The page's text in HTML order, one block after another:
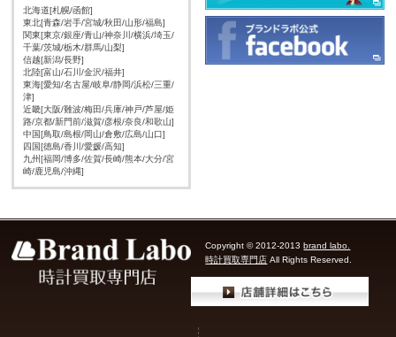
北海道[札幌/函館]
東北[青森/岩手/宮城/秋田/山形/福島]
関東[東京/銀座/青山/神奈川/横浜/埼玉/
千葉/茨城/栃木/群馬/山梨]
信越[新潟/長野]
北陸[富山/石川/金沢/福井]
東海[愛知/名古屋/岐阜/静岡/浜松/三重/
津]
近畿[大阪/難波/梅田/兵庫/神戸/芦屋/姫
路/京都/新門前/滋賀/彦根/奈良/和歌山]
中国[鳥取/島根/岡山/倉敷/広島/山口]
四国[徳島/香川/愛媛/高知]
九州[福岡/博多/佐賀/長崎/熊本/大分/宮
崎/鹿児島/沖縄]
Copyright © 2012-2013brand labo.
時計買取専門店 All Rights Reserved.